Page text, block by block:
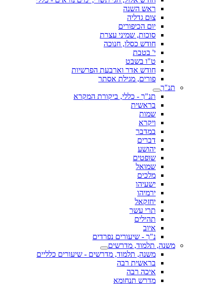
ראש השנה
צום גדליה
יום הכיפורים
סוכות, שמיני עצרת
חודש כסלו, חנוכה
י' בטבת
ט"ו בשבט
חודש אדר וארבעת הפרשיות
פורים, מגילת אסתר
תנ"ך
תנ"ך - כללי, ביקורת המקרא
בראשית
שמות
ויקרא
במדבר
דברים
יהושע
שופטים
שמואל
מלכים
ישעיהו
ירמיהו
יחזקאל
תרי עשר
תהילים
איוב
נ"ך - שיעורים נפרדים
משנה, תלמוד, מדרשים
משנה, תלמוד, מדרשים - שיעורים כלליים
בראשית רבה
איכה רבה
מדרש תנחומא